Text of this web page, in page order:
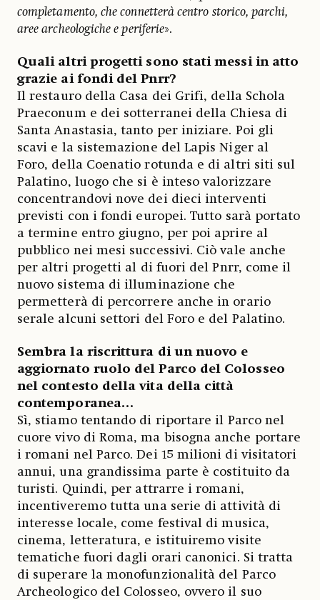
completamento, che connetterà centro storico, parchi,
aree archeologiche e periferie».
Quali altri progetti sono stati messi in atto
grazie ai fondi del Pnrr?
Il restauro della Casa dei Grifi, della Schola
Praeconum e dei sotterranei della Chiesa di
Santa Anastasia, tanto per iniziare. Poi gli
scavi e la sistemazione del Lapis Niger al
Foro, della Coenatio rotunda e di altri siti sul
Palatino, luogo che si è inteso valorizzare
concentrandovi nove dei dieci interventi
previsti con i fondi europei. Tutto sarà portato
a termine entro giugno, per poi aprire al
pubblico nei mesi successivi. Ciò vale anche
per altri progetti al di fuori del Pnrr, come il
nuovo sistema di illuminazione che
permetterà di percorrere anche in orario
serale alcuni settori del Foro e del Palatino.
Sembra la riscrittura di un nuovo e
aggiornato ruolo del Parco del Colosseo
nel contesto della vita della città
contemporanea…
Sì, stiamo tentando di riportare il Parco nel
cuore vivo di Roma, ma bisogna anche portare
i romani nel Parco. Dei 15 milioni di visitatori
annui, una grandissima parte è costituito da
turisti. Quindi, per attrarre i romani,
incentiveremo tutta una serie di attività di
interesse locale, come festival di musica,
cinema, letteratura, e istituiremo visite
tematiche fuori dagli orari canonici. Si tratta
di superare la monofunzionalità del Parco
Archeologico del Colosseo, ovvero il suo